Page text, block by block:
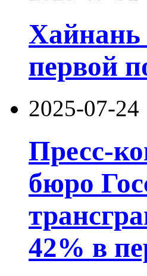
Хайнань
первой
2025-07-24
Пресс-
бюро
42% в